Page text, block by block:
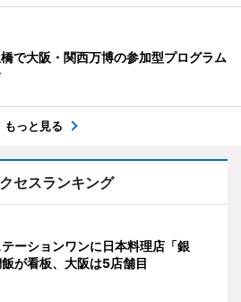
で大阪・関西万博の参加型プログラム
もっと見る
セスランキング
ーションワンに日本料理店「銀
が看板、大阪は5店舗目